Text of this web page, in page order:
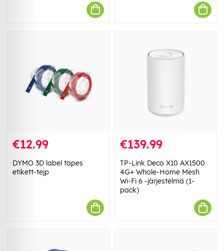
€12.99
DYMO 3D label tapes
etikett-tejp
€139.99
TP-Link Deco X10 AX1500
4G+ Whole-Home Mesh
Wi-Fi 6 -järjestelmä (1-
pack)